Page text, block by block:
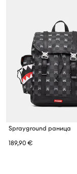
Sprayground раница
189,90 €